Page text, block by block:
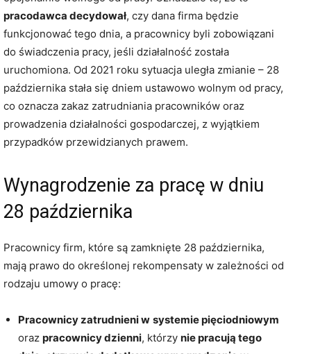
pracodawca decydował, czy dana firma będzie
funkcjonować tego dnia, a pracownicy byli zobowiązani
do świadczenia pracy, jeśli działalność została
uruchomiona. Od 2021 roku sytuacja uległa zmianie – 28
października stała się dniem ustawowo wolnym od pracy,
co oznacza zakaz zatrudniania pracowników oraz
prowadzenia działalności gospodarczej, z wyjątkiem
przypadków przewidzianych prawem.
Wynagrodzenie za pracę w dniu
28 października
Pracownicy firm, które są zamknięte 28 października,
mają prawo do określonej rekompensaty w zależności od
rodzaju umowy o pracę:
Pracownicy zatrudnieni w systemie pięciodniowym
oraz pracownicy dzienni, którzy nie pracują tego